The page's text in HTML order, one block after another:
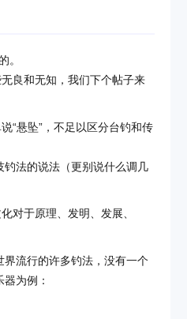
。
良和无知，我们下个帖子来
“悬坠”，不足以区分台钓和传
法的说法（更别说什么调几
对于原理、发明、发展、
流行的许多钓法，没有一个
为例：